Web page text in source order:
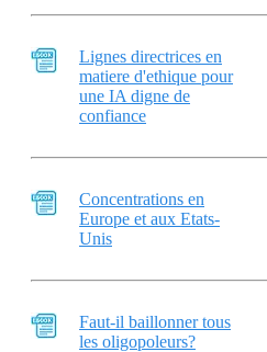
Lignes directrices en
matiere d'ethique pour
une IA digne de
confiance
Concentrations en
Europe et aux Etats-
Unis
Faut-il baillonner tous
les oligopoleurs?